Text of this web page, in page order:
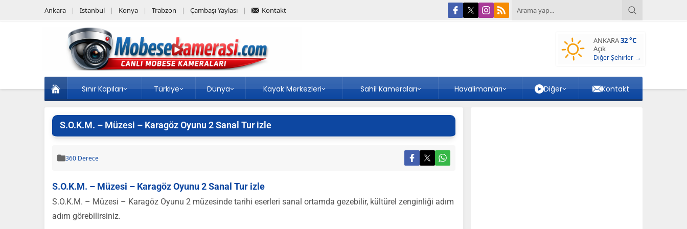
Ankara Istanbul Konya Trabzon Çambaşı Yaylası Kontakt
ANKARA32 °C
Açık
Diğer Şehirler →
Sınır Kapıları Türkiye Dünya Kayak Merkezleri Sahil Kameraları Havalimanları Diğer Kontakt
S.O.K.M. – Müzesi – Karagöz Oyunu 2 Sanal Tur izle
360 Derece
S.O.K.M. – Müzesi – Karagöz Oyunu 2 Sanal Tur izle
S.O.K.M. – Müzesi – Karagöz Oyunu 2 müzesinde tarihi eserleri sanal ortamda gezebilir, kültürel zenginliği adım
adım görebilirsiniz.